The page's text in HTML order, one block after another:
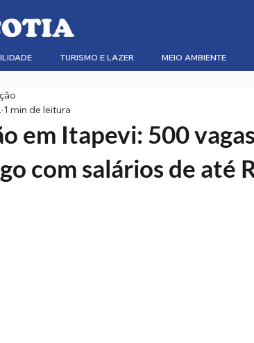
TURISMO E LAZER MEIO AMBIENTE
em Itapevi: 500
com salários de até
1 min de leitura